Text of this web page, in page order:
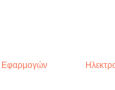
Εφαρμογών